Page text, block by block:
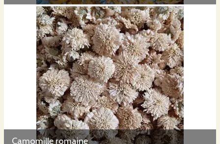
Camomille romaine